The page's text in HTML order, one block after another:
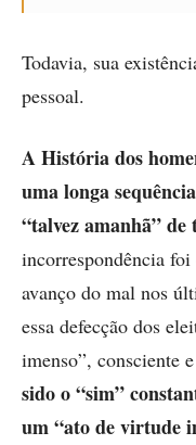
Todavia, sua
pessoal.
A História dos
uma longa
“talvez amanhã”de
incorrespondência
avanço do mal nos
essa defecção dos
imenso”, consciente
sido o “sim”
um “ato de virtude